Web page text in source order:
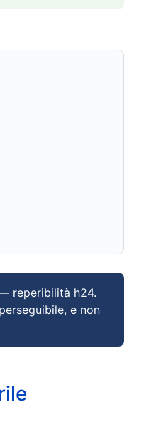
reperibilità h24.
e non